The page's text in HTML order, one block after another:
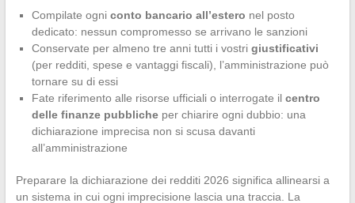
Compilate ogni conto bancario all’estero nel posto
dedicato: nessun compromesso se arrivano le sanzioni
Conservate per almeno tre anni tutti i vostri giustificativi
(per redditi, spese e vantaggi fiscali), l’amministrazione può
tornare su di essi
Fate riferimento alle risorse ufficiali o interrogate il centro
delle finanze pubblicheper chiarire ogni dubbio: una
dichiarazione imprecisa non si scusa davanti
all’amministrazione
Preparare la dichiarazione dei redditi 2026 significa allinearsi a
un sistema in cui ogni imprecisione lascia una traccia. La